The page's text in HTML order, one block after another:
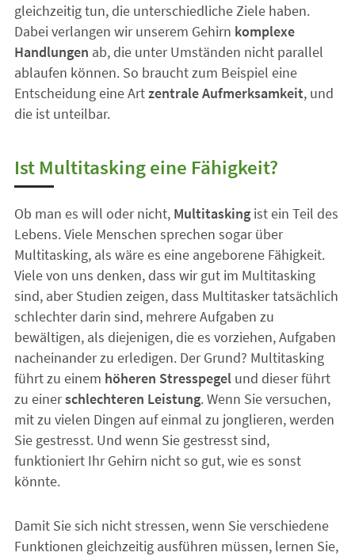
gleichzeitig tun, die unterschiedliche Ziele haben.
Dabei verlangen wir unserem Gehirn komplexe
Handlungen ab, die unter Umständen nicht parallel
ablaufen können. So braucht zum Beispiel eine
Entscheidung eine Artzentrale Aufmerksamkeit, und
die ist unteilbar.
Ist Multitasking eine Fähigkeit?
Ob man es will oder nicht, Multitasking ist ein Teil des
Lebens. Viele Menschen sprechen sogar über
Multitasking, als wäre es eine angeborene Fähigkeit.
Viele von uns denken, dass wir gut im Multitasking
sind, aber Studien zeigen, dass Multitasker tatsächlich
schlechter darin sind, mehrere Aufgaben zu
bewältigen, als diejenigen, die es vorziehen, Aufgaben
nacheinander zu erledigen. Der Grund? Multitasking
führt zu einem höheren Stresspegel und dieser führt
zu einerschlechteren Leistung. Wenn Sie versuchen,
mit zu vielen Dingen auf einmal zu jonglieren, werden
Sie gestresst. Und wenn Sie gestresst sind,
funktioniert Ihr Gehirn nicht so gut, wie es sonst
könnte.
Damit Sie sich nicht stressen, wenn Sie verschiedene
Funktionen gleichzeitig ausführen müssen, lernen Sie,